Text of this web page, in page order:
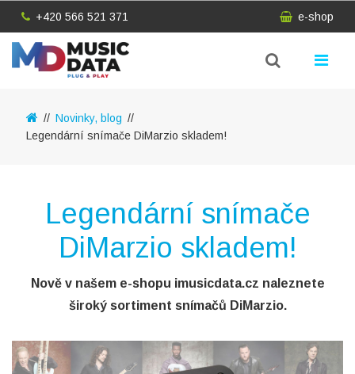
+420 566 521 371 e-shop
Novinky, blog
Legendární snímače DiMarzio skladem!
Legendární snímače
DiMarzio skladem!
Nově v našem e-shopu imusicdata.cz naleznete
široký sortiment snímačů DiMarzio.